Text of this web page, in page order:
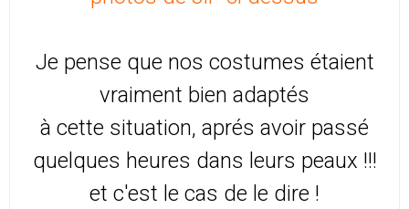
Je pense que nos costumes étaient
vraiment bien adaptés
à cette situation, aprés avoir passé
quelques heures dans leurs peaux !!!
et c'est le cas de le dire !